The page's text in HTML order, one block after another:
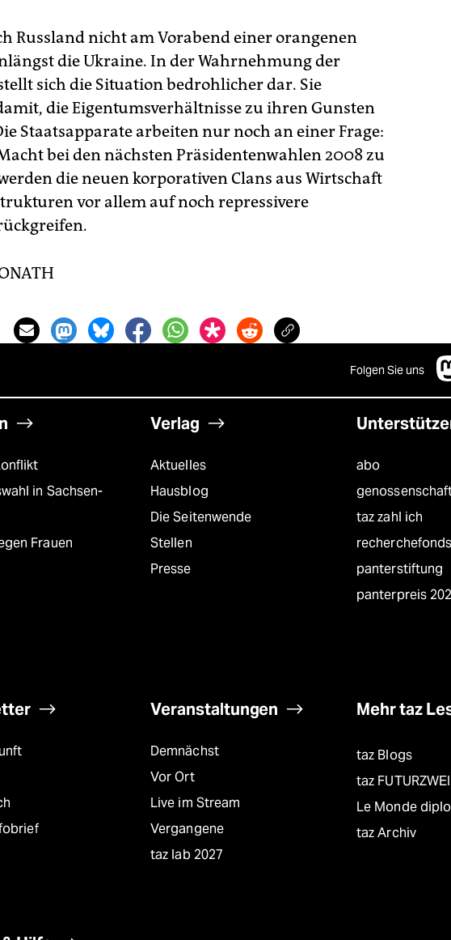
Russland nicht am Vorabend einer orangenen
die Ukraine. In der Wahrnehmung der
sich die Situation bedrohlicher dar. Sie
die Eigentumsverhältnisse zu ihren Gunsten
Staatsapparate arbeiten nur noch an einer Frage:
bei den nächsten Präsidentenwahlen 2008 zu
die neuen korporativen Clans aus Wirtschaft
vor allem auf noch repressivere
Folgen Sie uns
in Sachsen-
Frauen
Verlag
Aktuelles
Hausblog
Die Seitenwende
Stellen
Presse
abo
taz zahl ich
panterstiftung
panterpreis
Veranstaltungen
Demnächst
Vor Ort
Live im Stream
Vergangene
taz lab 2027
Mehr taz
taz Blogs
taz FUTURZWEI
Le Monde
taz Archiv